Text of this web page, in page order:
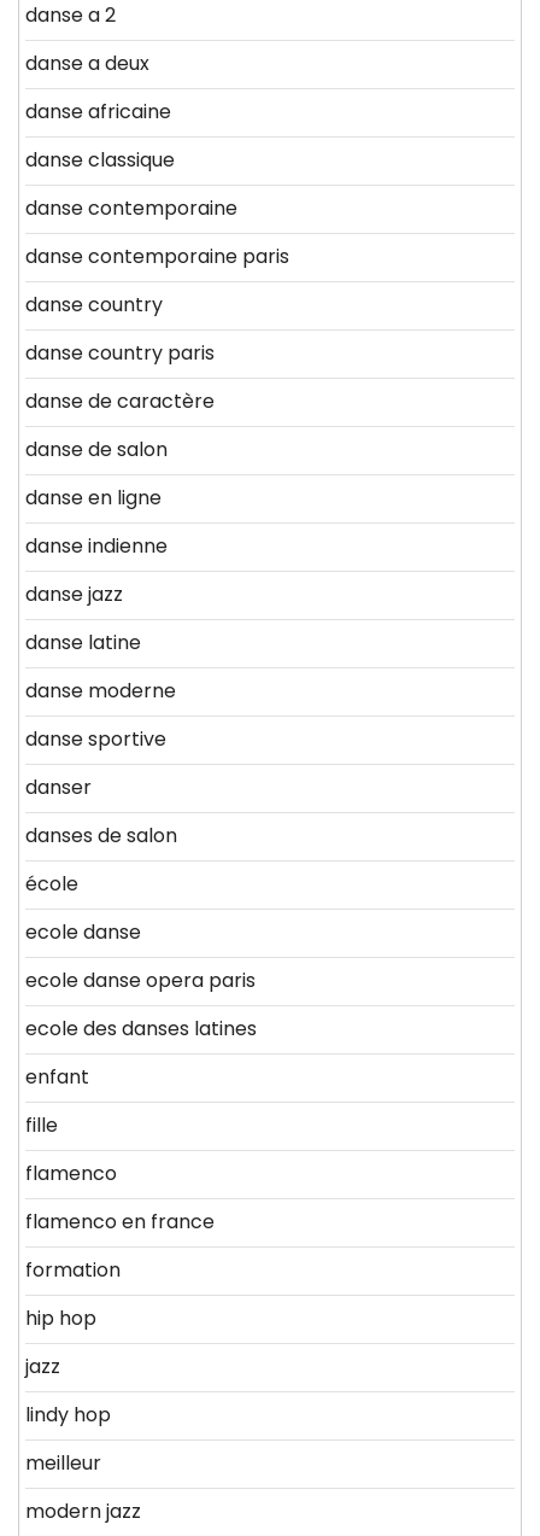
danse a 2
danse a deux
danse africaine
danse classique
danse contemporaine
danse contemporaine paris
danse country
danse country paris
danse de caractère
danse de salon
danse en ligne
danse indienne
danse jazz
danse latine
danse moderne
danse sportive
danser
danses de salon
école
ecole danse
ecole danse opera paris
ecole des danses latines
enfant
fille
flamenco
flamenco en france
formation
hip hop
jazz
lindy hop
meilleur
modern jazz